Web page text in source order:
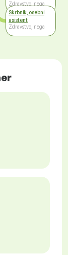
Zdravstvo, nega
Skrbnik, osebni
asistent
Zdravstvo, nega